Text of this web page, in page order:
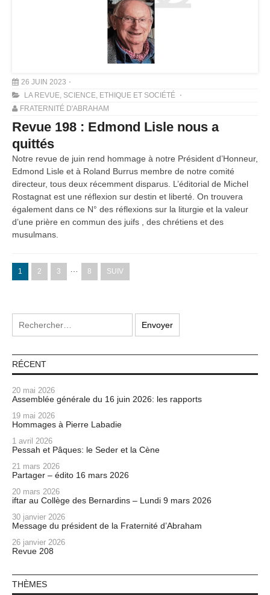
26 JUIN 2023
LA REVUE, SCIENCE, ETHIQUE ET SOCIÉTÉ
FRATERNITÉ D'ABRAHAM
Revue 198 : Edmond Lisle nous a
quittés
Notre revue de juin rend hommage à notre Président d’Honneur,
Edmond Lisle et à Roland Burrus membre de notre comité
directeur, tous deux récemment disparus. L’éditorial de Michel
Rostagnat est une réflexion sur destin et liberté. On trouvera
également dans ce N° des réflexions sur la liturgie et la valeur
d’une prière en commun des juifs , des chrétiens et des
musulmans.
1 2 3 8 SUIV
RÉCENT
20 mai 2026
Assemblée générale du 16 juin 2026: les rapports
19 mai 2026
Hommages à Pierre Labadie
1 avril 2026
Pessah et Pâques: le Seder et la Cène
21 mars 2026
Partager – édito 16 mars 2026
20 mars 2026
iftar au Collège des Bernardins – Lundi 9 mars 2026
30 janvier 2026
Message du président de la Fraternité d’Abraham
26 janvier 2026
Revue 208
THÈMES